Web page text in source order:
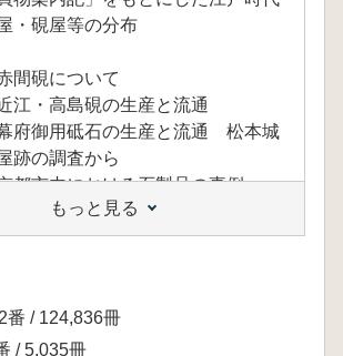
・硯屋等の分布
間硯について
・高島硯の生産と流通
府御用砥石の生産と流通 松本城
跡の調査から
市内における石製品の事例
大坂における石製品生産と消
に
波大田井・隧崎産火打ち石の生産
の火打石 石材からみた生産・
もっと見る
番 / 124,836冊
/ 5,035冊